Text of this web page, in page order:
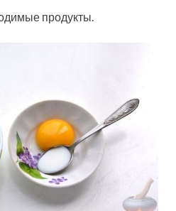
продукты.